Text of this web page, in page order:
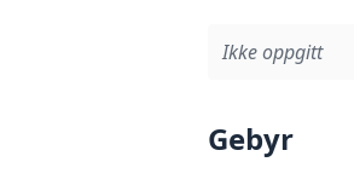
Ikke oppgitt
Gebyr